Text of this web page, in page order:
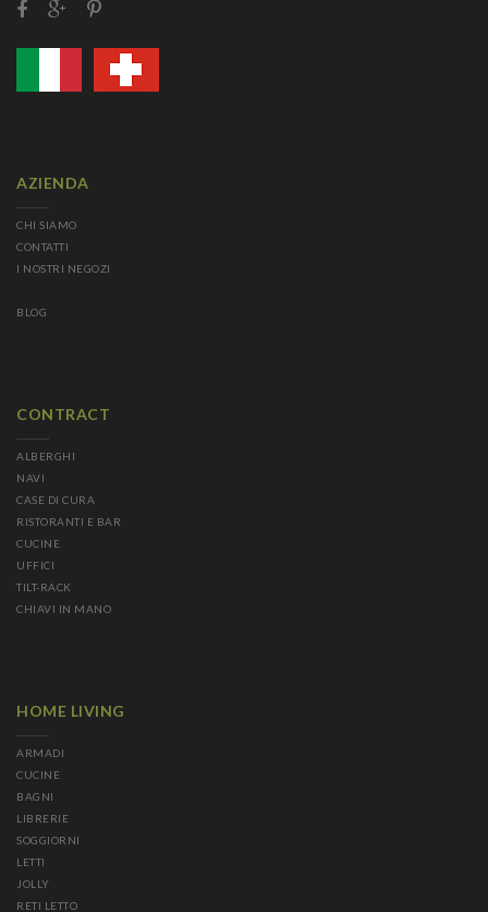
AZIENDA
CHI SIAMO
CONTATTI
I NOSTRI NEGOZI
BLOG
CONTRACT
ALBERGHI
NAVI
CASE DI CURA
RISTORANTI E BAR
CUCINE
UFFICI
TILT-RACK
CHIAVI IN MANO
HOME LIVING
ARMADI
CUCINE
BAGNI
LIBRERIE
SOGGIORNI
LETTI
JOLLY
RETI LETTO